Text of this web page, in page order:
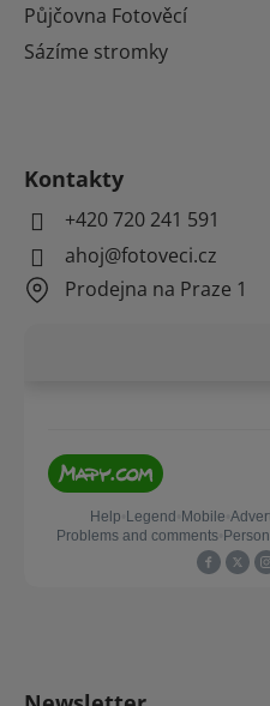
Půjčovna Fotověcí
Sázíme stromky
Kontakty
+420 720 241 591
ahoj@fotoveci.cz
Prodejna na Praze 1